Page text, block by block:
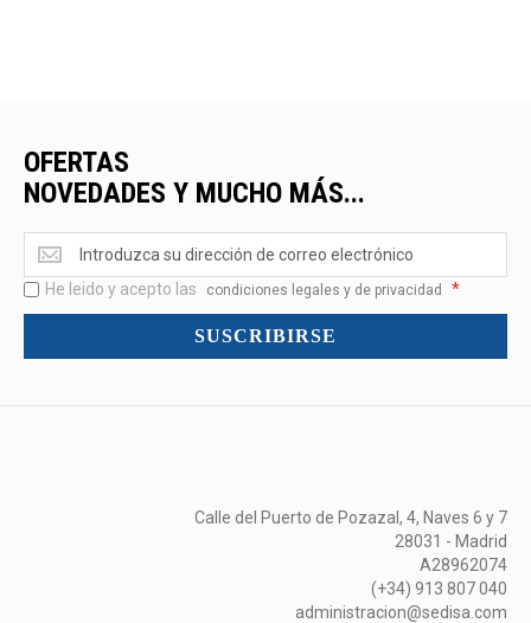
OFERTAS
NOVEDADES Y MUCHO MÁS...
Ofertas
<br>Novedades
y
mucho
He leido y acepto las condiciones legales y de privacidad *
SUSCRIBIRSE
Calle del Puerto de Pozazal, 4, Naves 6 y 7
28031 - Madrid
A28962074
(+34) 913 807 040
administracion@sedisa.com